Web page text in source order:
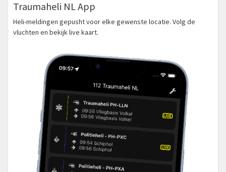
Traumaheli NL App
Heli-meldingen gepusht voor elke gewenste locatie. Volg de
vluchten en bekijk live kaart.